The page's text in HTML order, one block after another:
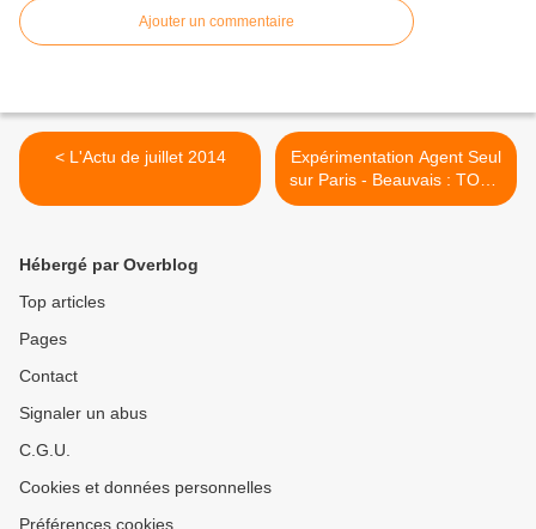
Ajouter un commentaire
< L'Actu de juillet 2014
Expérimentation Agent Seul
sur Paris - Beauvais : TOUS
CONCERNES >
Hébergé par Overblog
Top articles
Pages
Contact
Signaler un abus
C.G.U.
Cookies et données personnelles
Préférences cookies